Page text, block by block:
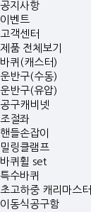
공지사항
이벤트
고객센터
제품 전체보기
바퀴(캐스터)
운반구(수동)
운반구(유압)
공구캐비넷
조절좌
핸들손잡이
밀링클램프
바퀴휠 set
특수바퀴
초고하중 캐리마스터
이동식공구함